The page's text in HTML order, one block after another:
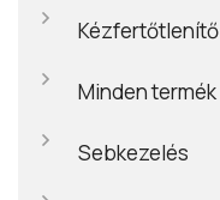
Kézfertőtlenítő
Minden termék
Sebkezelés